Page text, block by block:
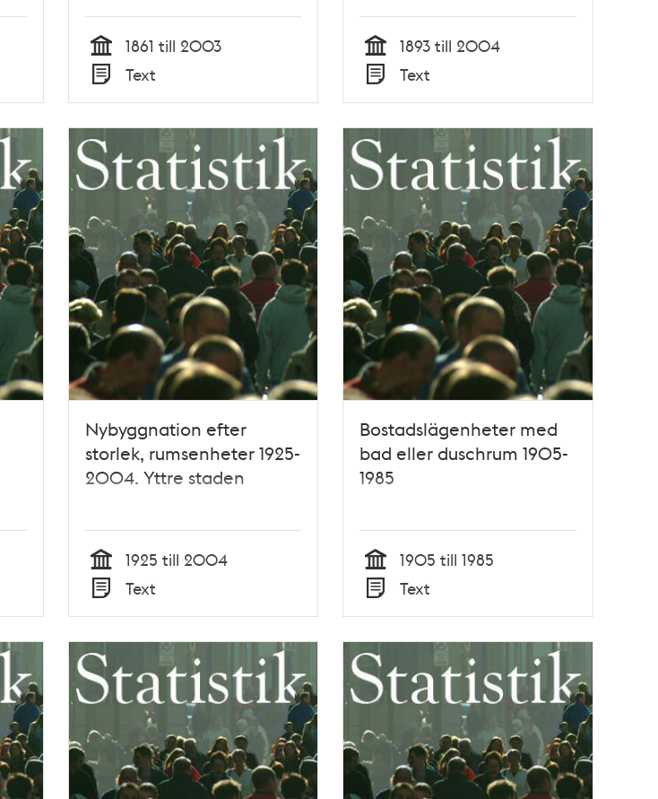
Tid
1861 till 2003
Typ
Text Tid
1893 till 2004
Typ
Text
Nybyggnation efter
storlek, rumsenheter 1925-
2004. Yttre staden
Tid
1925 till 2004
Typ
Text
Bostadslägenheter med
bad eller duschrum 1905-
1985
Tid
1905 till 1985
Typ
Text